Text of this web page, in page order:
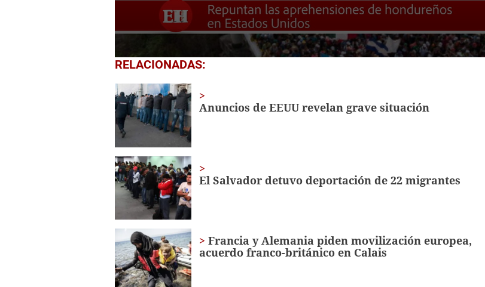
0
seconds
1
minute,
59
secondsVolume
0%
RELACIONADAS:
Anuncios de EEUU revelan grave situación
El Salvador detuvo deportación de 22 migrantes
Francia y Alemania piden movilización europea,
acuerdo franco-británico en Calais